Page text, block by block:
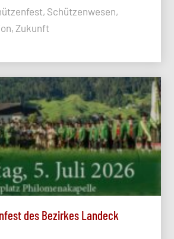
Schützenwesen,
Zukunft
des Bezirkes Landeck